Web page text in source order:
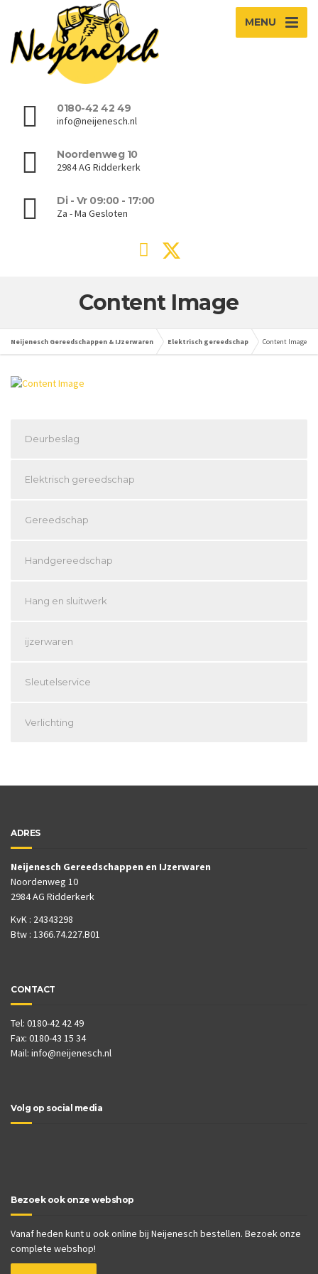
MENU
0180-42 42 49
info@neijenesch.nl
Noordenweg 10
2984 AG Ridderkerk
Di - Vr 09:00 - 17:00
Za - Ma Gesloten
Content Image
Neijenesch Gereedschappen & IJzerwaren Elektrisch gereedschap Content Image
Deurbeslag
Elektrisch gereedschap
Gereedschap
Handgereedschap
Hang en sluitwerk
ijzerwaren
Sleutelservice
Verlichting
ADRES
Neijenesch Gereedschappen en IJzerwaren
Noordenweg 10
2984 AG Ridderkerk
KvK : 24343298
Btw : 1366.74.227.B01
CONTACT
Tel: 0180-42 42 49
Fax: 0180-43 15 34
Mail: info@neijenesch.nl
Volg op social media
Bezoek ook onze webshop
Vanaf heden kunt u ook online bij Neijenesch bestellen. Bezoek onze
complete webshop!